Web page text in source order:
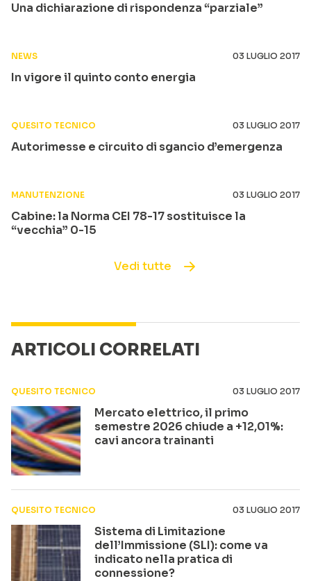
Una dichiarazione di rispondenza “parziale”
NEWS 03 LUGLIO 2017
In vigore il quinto conto energia
QUESITO TECNICO 03 LUGLIO 2017
Autorimesse e circuito di sgancio d’emergenza
MANUTENZIONE 03 LUGLIO 2017
Cabine: la Norma CEI 78-17 sostituisce la
“vecchia” 0-15
Vedi tutte
ARTICOLI CORRELATI
QUESITO TECNICO 03 LUGLIO 2017
Mercato elettrico, il primo
semestre 2026 chiude a +12,01%:
cavi ancora trainanti
QUESITO TECNICO 03 LUGLIO 2017
Sistema di Limitazione
dell’Immissione (SLI): come va
indicato nella pratica di
connessione?